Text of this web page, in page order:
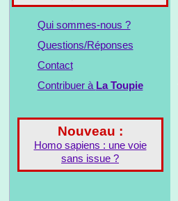
Qui sommes-nous ?
Questions/Réponses
Contact
Contribuer à La Toupie
Nouveau :
Homo sapiens : une voie
sans issue ?